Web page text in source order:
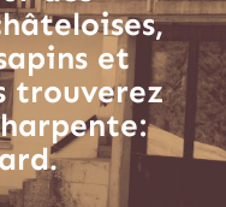
et
trouverez